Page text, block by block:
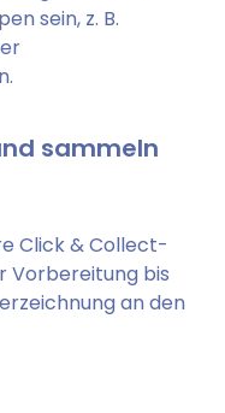
sein, z. B.
sammeln
Click & Collect-
Vorbereitung bis
an den